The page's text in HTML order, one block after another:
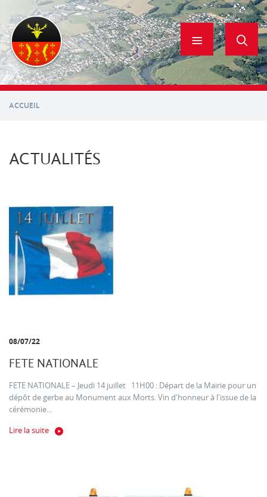
contenu
principal
ACCUEIL
ACTUALITÉS
08/07/22
FETE NATIONALE
FETE NATIONALE – Jeudi 14 juillet 11H00 : Départ de la Mairie pour un
dépôt de gerbe au Monument aux Morts. Vin d'honneur à l'issue de la
cérémonie...
Lire la suite